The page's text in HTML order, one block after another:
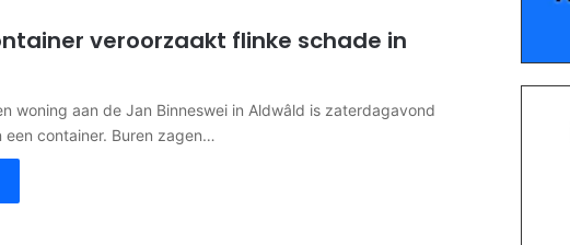
veroorzaakt flinke schade in
woning aan de Jan Binneswei in Aldwâld is zaterdagavond
een container. Buren zagen…